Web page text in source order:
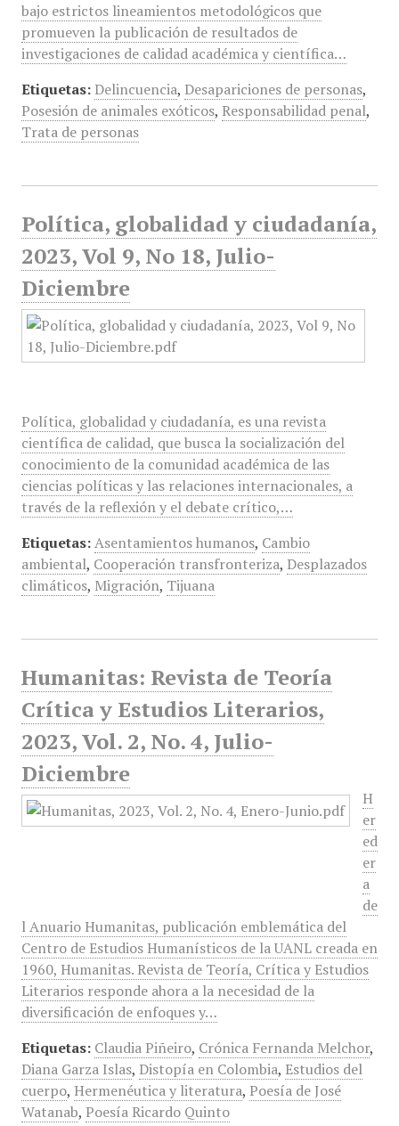
bajo estrictos lineamientos metodológicos que
promueven la publicación de resultados de
investigaciones de calidad académica y científica…
Etiquetas: Delincuencia, Desapariciones de personas,
Posesión de animales exóticos, Responsabilidad penal,
Trata de personas
Política, globalidad y ciudadanía,
2023, Vol 9, No 18, Julio-
Diciembre
Política, globalidad y ciudadanía, es una revista
científica de calidad, que busca la socialización del
conocimiento de la comunidad académica de las
ciencias políticas y las relaciones internacionales, a
través de la reflexión y el debate crítico,…
Etiquetas: Asentamientos humanos, Cambio
ambiental, Cooperación transfronteriza, Desplazados
climáticos, Migración, Tijuana
Humanitas: Revista de Teoría
Crítica y Estudios Literarios,
2023, Vol. 2, No. 4, Julio-
Diciembre
H
er
ed
er
a
de
l Anuario Humanitas, publicación emblemática del
Centro de Estudios Humanísticos de la UANL creada en
1960, Humanitas. Revista de Teoría, Crítica y Estudios
Literarios responde ahora a la necesidad de la
diversificación de enfoques y…
Etiquetas: Claudia Piñeiro, Crónica Fernanda Melchor,
Diana Garza Islas, Distopía en Colombia, Estudios del
cuerpo, Hermenéutica y literatura, Poesía de José
Watanab, Poesía Ricardo Quinto